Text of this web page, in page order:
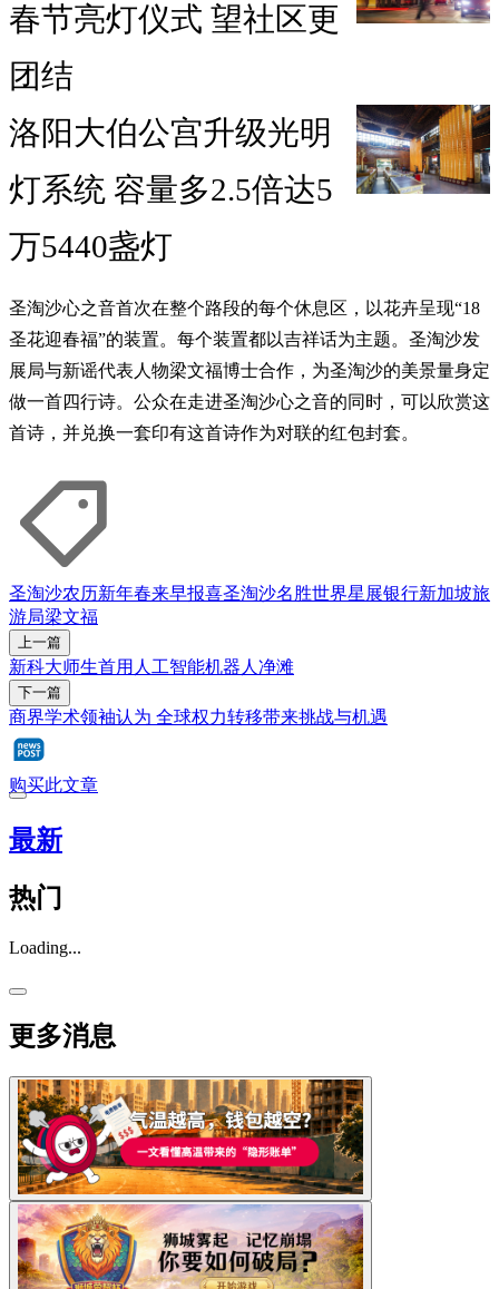
春节亮灯仪式 望社区更
团结
洛阳大伯公宫升级光明
灯系统 容量多2.5倍达5
万5440盏灯
圣淘沙心之音首次在整个路段的每个休息区，以花卉呈现“18
圣花迎春福”的装置。每个装置都以吉祥话为主题。圣淘沙发
展局与新谣代表人物梁文福博士合作，为圣淘沙的美景量身定
做一首四行诗。公众在走进圣淘沙心之音的同时，可以欣赏这
首诗，并兑换一套印有这首诗作为对联的红包封套。
圣淘沙农历新年春来早报喜圣淘沙名胜世界星展银行新加坡旅
游局梁文福
上一篇
新科大师生首用人工智能机器人净滩
下一篇
商界学术领袖认为 全球权力转移带来挑战与机遇
购买此文章
最新
热门
Loading...
更多消息